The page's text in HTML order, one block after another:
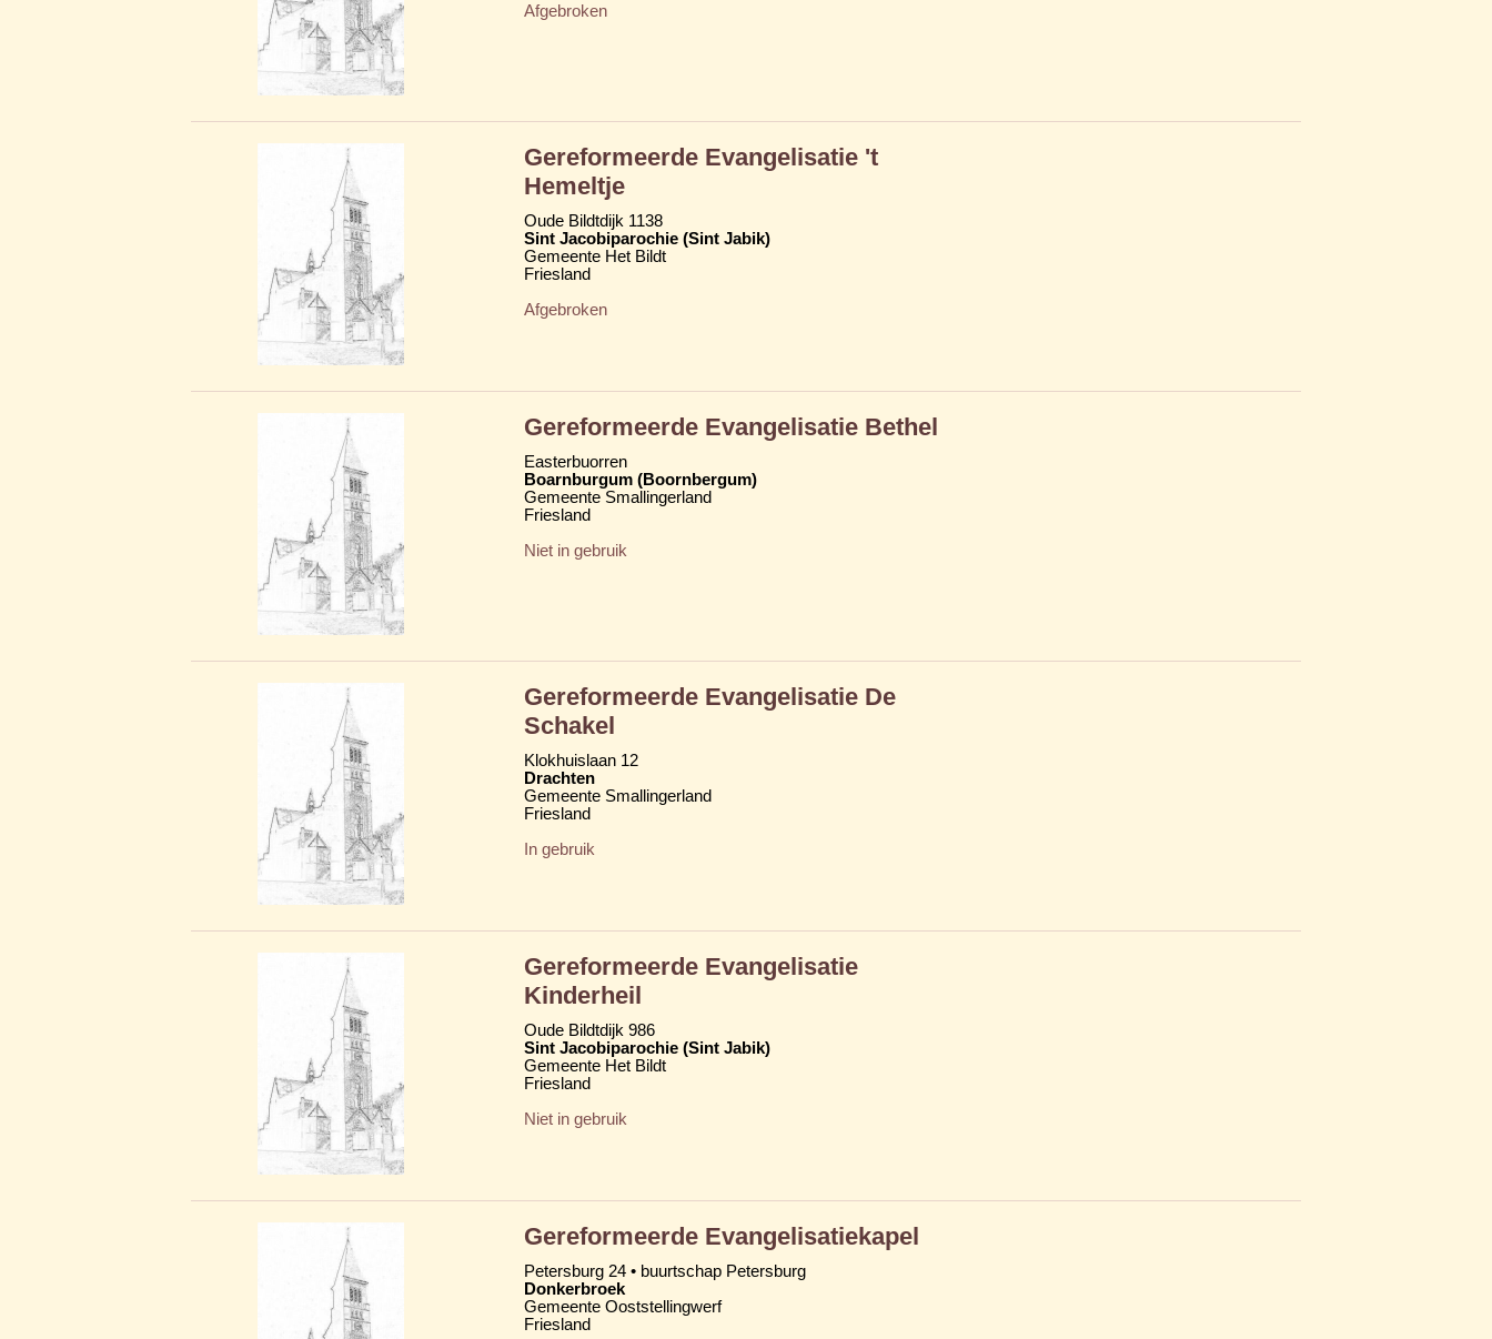
Afgebroken
Gereformeerde Evangelisatie 't
Hemeltje
Oude Bildtdijk 1138
Sint Jacobiparochie (Sint Jabik)
Gemeente Het Bildt
Friesland
Afgebroken
Gereformeerde Evangelisatie Bethel
Easterbuorren
Boarnburgum (Boornbergum)
Gemeente Smallingerland
Friesland
Niet in gebruik
Gereformeerde Evangelisatie De
Schakel
Klokhuislaan 12
Drachten
Gemeente Smallingerland
Friesland
In gebruik
Gereformeerde Evangelisatie
Kinderheil
Oude Bildtdijk 986
Sint Jacobiparochie (Sint Jabik)
Gemeente Het Bildt
Friesland
Niet in gebruik
Gereformeerde Evangelisatiekapel
Petersburg 24 • buurtschap Petersburg
Donkerbroek
Gemeente Ooststellingwerf
Friesland